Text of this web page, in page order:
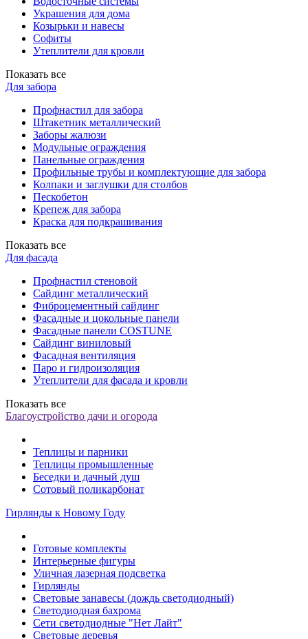
Украшения для дома
Козырьки и навесы
Софиты
Утеплители для кровли
Показать все
Для забора
Профнастил для забора
Штакетник металлический
Заборы жалюзи
Модульные ограждения
Панельные ограждения
Профильные трубы и комплектующие для забора
Колпаки и заглушки для столбов
Пескобетон
Крепеж для забора
Краска для подкрашивания
Показать все
Для фасада
Профнастил стеновой
Сайдинг металлический
Фиброцементный сайдинг
Фасадные и цокольные панели
Фасадные панели COSTUNE
Сайдинг виниловый
Фасадная вентиляция
Паро и гидроизоляция
Утеплители для фасада и кровли
Показать все
Благоустройство дачи и огорода
Теплицы и парники
Теплицы промышленные
Беседки и дачный душ
Сотовый поликарбонат
Гирлянды к Новому Году
Готовые комплекты
Интерьерные фигуры
Уличная лазерная подсветка
Гирлянды
Световые занавесы (дождь светодиодный)
Светодиодная бахрома
Сети светодиодные "Нет Лайт"
Световые деревья